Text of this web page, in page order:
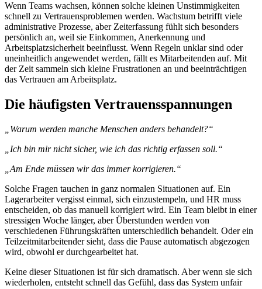
Wenn Teams wachsen, können solche kleinen Unstimmigkeiten
schnell zu Vertrauensproblemen werden. Wachstum betrifft viele
administrative Prozesse, aber Zeiterfassung fühlt sich besonders
persönlich an, weil sie Einkommen, Anerkennung und
Arbeitsplatzsicherheit beeinflusst. Wenn Regeln unklar sind oder
uneinheitlich angewendet werden, fällt es Mitarbeitenden auf. Mit
der Zeit sammeln sich kleine Frustrationen an und beeinträchtigen
das Vertrauen am Arbeitsplatz.
Die häufigsten Vertrauensspannungen
„Warum werden manche Menschen anders behandelt?“
„Ich bin mir nicht sicher, wie ich das richtig erfassen soll.“
„Am Ende müssen wir das immer korrigieren.“
Solche Fragen tauchen in ganz normalen Situationen auf. Ein
Lagerarbeiter vergisst einmal, sich einzustempeln, und HR muss
entscheiden, ob das manuell korrigiert wird. Ein Team bleibt in einer
stressigen Woche länger, aber Überstunden werden von
verschiedenen Führungskräften unterschiedlich behandelt. Oder ein
Teilzeitmitarbeitender sieht, dass die Pause automatisch abgezogen
wird, obwohl er durchgearbeitet hat.
Keine dieser Situationen ist für sich dramatisch. Aber wenn sie sich
wiederholen, entsteht schnell das Gefühl, dass das System unfair